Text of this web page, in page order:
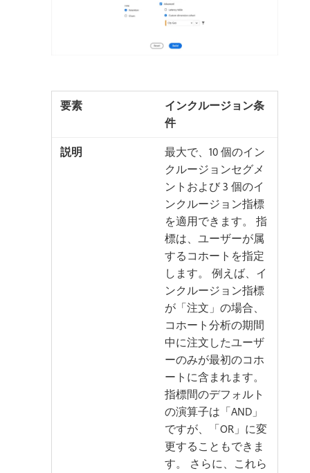
インクルージョン条
件
最大で、10 個のイン
クルージョンセグメ
ントおよび 3 個のイ
ンクルージョン指標
を適用できます。 指
標は、ユーザーが属
するコホートを指定
します。 例えば、イ
ンクルージョン指標
が「注文」の場合、
コホート分析の期間
中に注文したユーザ
ーのみが最初のコホ
ートに含まれます。
指標間のデフォルト
の演算子は「AND」
ですが、「OR」に変
更することもできま
す。 さらに、これら